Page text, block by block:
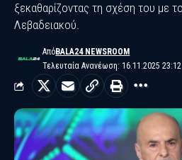
ξεκαθαρίζοντας τη σχέση του με
Λεβαδειακού.
Τελευταία Ανανέωση: 16.11.2025 23:12
ΑπόBALA24 NEWSROOM